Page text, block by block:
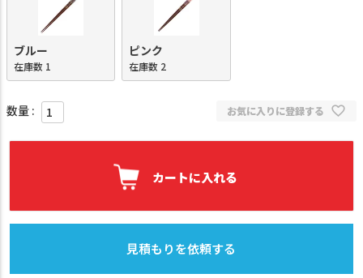
ブルー
在庫数 1
ピンク
在庫数 2
お気に入りに登録する
カートに入れる
見積もりを依頼する